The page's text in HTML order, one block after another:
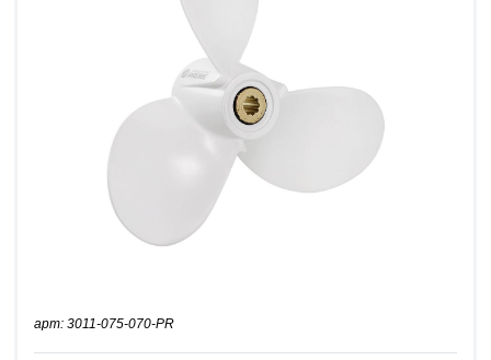
арт: 3011-075-070-PR